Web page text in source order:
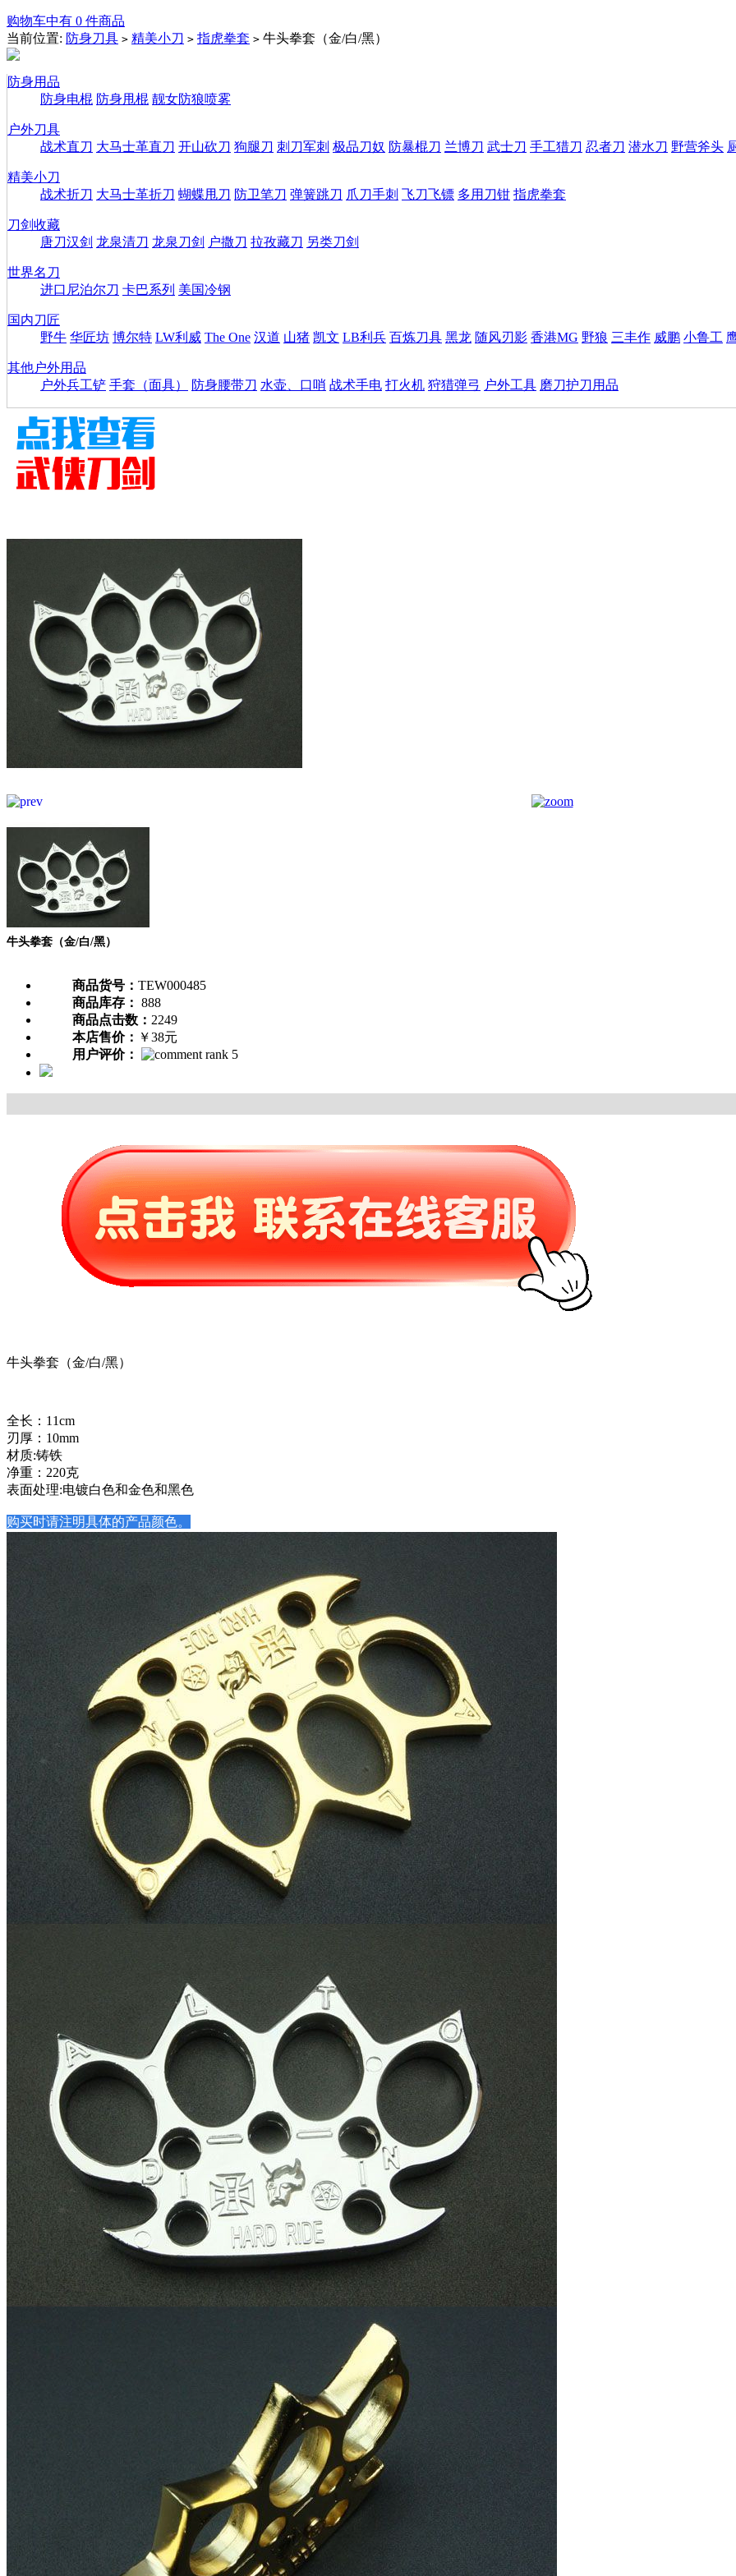
购物车中有 0 件商品
当前位置: 防身刀具 > 精美小刀 > 指虎拳套 > 牛头拳套（金/白/黑）
防身用品
防身电棍 防身甩棍 靓女防狼喷雾
户外刀具
战术直刀 大马士革直刀 开山砍刀 狗腿刀 刺刀军刺 极品刀奴 防暴棍刀 兰博刀 武士刀 手工猎刀 忍者刀 潜水刀 野营斧头
精美小刀
战术折刀 大马士革折刀 蝴蝶甩刀 防卫笔刀 弹簧跳刀 爪刀手刺 飞刀飞镖 多用刀钳 指虎拳套
刀剑收藏
唐刀汉剑 龙泉清刀 龙泉刀剑 户撒刀 拉孜藏刀 另类刀剑
世界名刀
进口尼泊尔刀 卡巴系列 美国冷钢
国内刀匠
野牛 华匠坊 博尔特 LW利威 The One 汉道 山猪 凯文 LB利兵 百炼刀具 黑龙 随风刃影 香港MG 野狼 三丰作 威鹏 小鲁工
其他户外用品
户外兵工铲 手套（面具） 防身腰带刀 水壶、口哨 战术手电 打火机 狩猎弹弓 户外工具 磨刀护刀用品
牛头拳套（金/白/黑）
商品货号： TEW000485
商品库存： 888
商品点击数： 2249
本店售价： ￥38元
用户评价：
牛头拳套（金/白/黑）
全长：11cm
刃厚：10mm
材质:铸铁
净重：220克
表面处理:电镀白色和金色和黑色
购买时请注明具体的产品颜色。